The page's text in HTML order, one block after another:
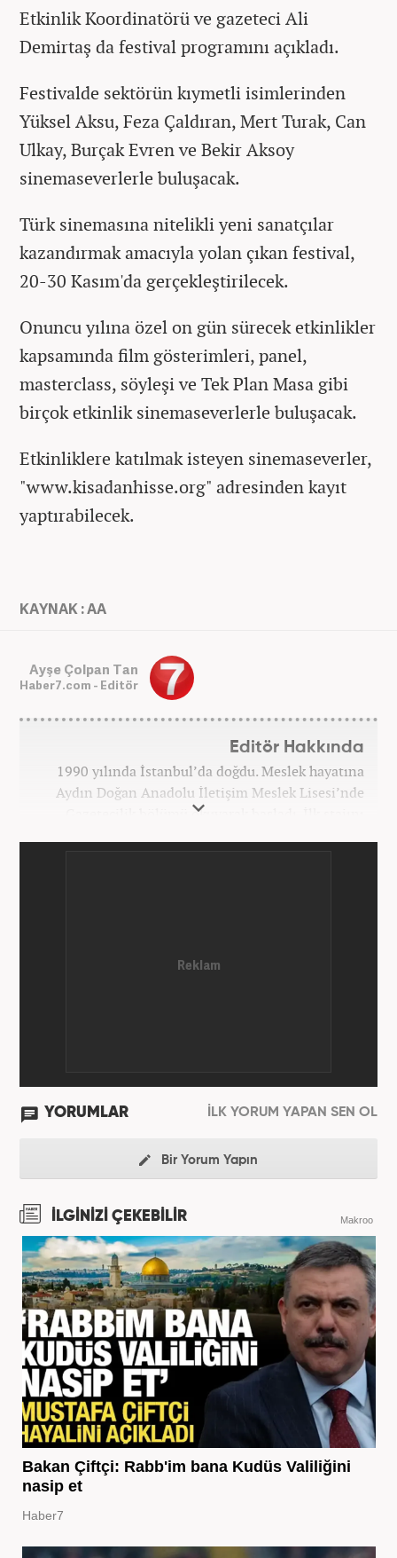
Etkinlik Koordinatörü ve gazeteci Ali
Demirtaş da festival programını açıkladı.
Festivalde sektörün kıymetli isimlerinden
Yüksel Aksu, Feza Çaldıran, Mert Turak, Can
Ulkay, Burçak Evren ve Bekir Aksoy
sinemaseverlerle buluşacak.
Türk sinemasına nitelikli yeni sanatçılar
kazandırmak amacıyla yolan çıkan festival,
20-30 Kasım'da gerçekleştirilecek.
Onuncu yılına özel on gün sürecek etkinlikler
kapsamında film gösterimleri, panel,
masterclass, söyleşi ve Tek Plan Masa gibi
birçok etkinlik sinemaseverlerle buluşacak.
Etkinliklere katılmak isteyen sinemaseverler,
"www.kisadanhisse.org" adresinden kayıt
yaptırabilecek.
KAYNAK : AA
Ayşe Çolpan Tan
Haber7.com - Editör
Editör Hakkında
1990 yılında İstanbul’da doğdu. Meslek hayatına
Aydın Doğan Anadolu İletişim Meslek Lisesi’nde
Gazetecilik bölümü okuyarak başladı. İlk stajını
Haber7.com’da “Gündem Editörü” olarak devam
YORUMLAR İLK YORUM YAPAN SEN OL
Bir Yorum Yapın
İLGİNİZİ ÇEKEBİLİR Makroo
Bakan Çiftçi: Rabb'im bana Kudüs Valiliğini
nasip et
Haber7